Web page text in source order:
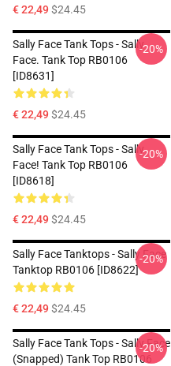
€ 22,49$24.45
Sally Face Tank Tops - Sally
Face. Tank Top RB0106
[ID8631]
€ 22,49$24.45
-20%
Sally Face Tank Tops - Sally
Face! Tank Top RB0106
[ID8618]
€ 22,49$24.45
-20%
Sally Face Tanktops - Sally Face
Tanktop RB0106 [ID8622]
€ 22,49$24.45
-20%
Sally Face Tank Tops - Sally Face
(Snapped) Tank Top RB0106
-20%